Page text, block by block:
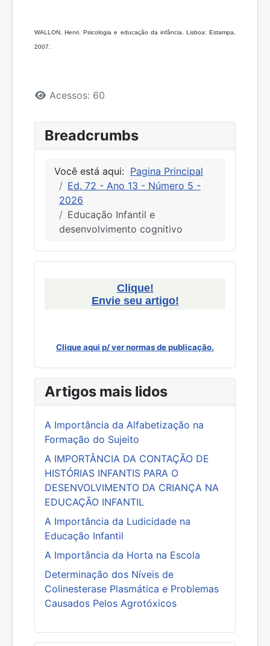
WALLON, Henri. Psicologia e educação da infância. Lisboa: Estampa,
2007.
Detalhes
Acessos: 60
Breadcrumbs
Você está aqui: Pagina Principal
Ed. 72 - Ano 13 - Número 5 -
2026
Educação Infantil e
desenvolvimento cognitivo
Clique!
Envie seu artigo!
Clique aqui p/ ver normas de publicação.
Artigos mais lidos
A Importância da Alfabetização na
Formação do Sujeito
A IMPORTÂNCIA DA CONTAÇÃO DE
HISTÓRIAS INFANTIS PARA O
DESENVOLVIMENTO DA CRIANÇA NA
EDUCAÇÃO INFANTIL
A Importância da Ludicidade na
Educação Infantil
A Importância da Horta na Escola
Determinação dos Níveis de
Colinesterase Plasmática e Problemas
Causados Pelos Agrotóxicos